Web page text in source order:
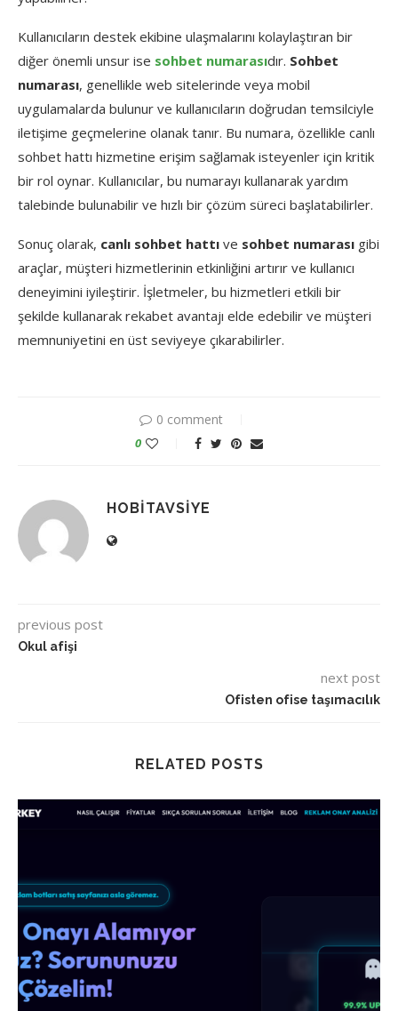
Kullanıcıların destek ekibine ulaşmalarını kolaylaştıran bir
diğer önemli unsur ise sohbet numarasıdır. Sohbet
numarası, genellikle web sitelerinde veya mobil
uygulamalarda bulunur ve kullanıcıların doğrudan temsilciyle
iletişime geçmelerine olanak tanır. Bu numara, özellikle canlı
sohbet hattı hizmetine erişim sağlamak isteyenler için kritik
bir rol oynar. Kullanıcılar, bu numarayı kullanarak yardım
talebinde bulunabilir ve hızlı bir çözüm süreci başlatabilirler.
Sonuç olarak, canlı sohbet hattı ve sohbet numarası gibi
araçlar, müşteri hizmetlerinin etkinliğini artırır ve kullanıcı
deneyimini iyileştirir. İşletmeler, bu hizmetleri etkili bir
şekilde kullanarak rekabet avantajı elde edebilir ve müşteri
memnuniyetini en üst seviyeye çıkarabilirler.
0 comment
0
HOBITAVSIYE
previous post
Okul afişi
next post
Ofisten ofise taşımacılık
RELATED POSTS